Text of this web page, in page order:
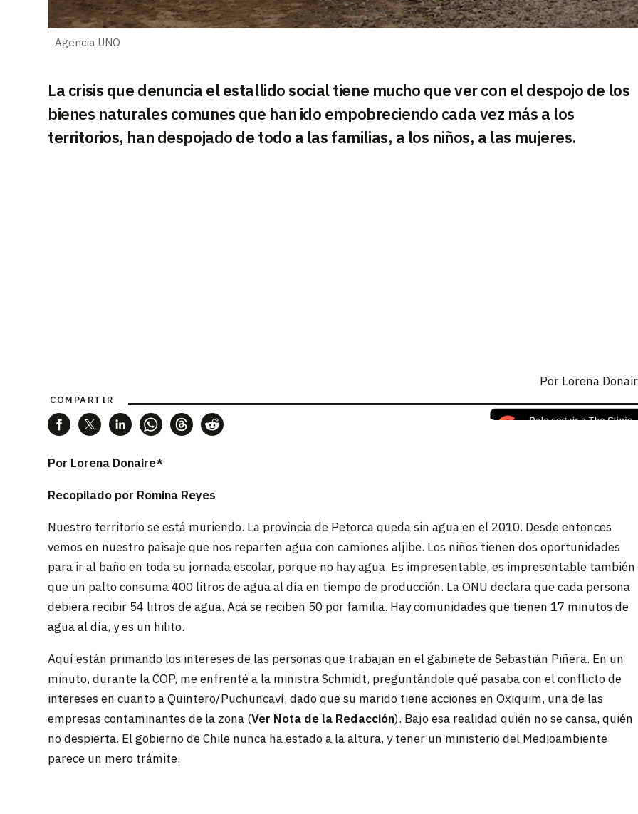
Agencia UNO
La crisis que denuncia el estallido social tiene mucho que ver con el despojo de los
bienes naturales comunes que han ido empobreciendo cada vez más a los
territorios, han despojado de todo a las familias, a los niños, a las mujeres.
Por Lorena
COMPARTIR
Por Lorena Donaire*
Recopilado por Romina Reyes
Nuestro territorio se está muriendo. La provincia de Petorca queda sin agua en el 2010. Desde entonces
vemos en nuestro paisaje que nos reparten agua con camiones aljibe. Los niños tienen dos oportunidades
para ir al baño en toda su jornada escolar, porque no hay agua. Es impresentable, es impresentable también
que un palto consuma 400 litros de agua al día en tiempo de producción. La ONU declara que cada persona
debiera recibir 54 litros de agua. Acá se reciben 50 por familia. Hay comunidades que tienen 17 minutos de
agua al día, y es un hilito.
Aquí están primando los intereses de las personas que trabajan en el gabinete de Sebastián Piñera. En un
minuto, durante la COP, me enfrenté a la ministra Schmidt, preguntándole qué pasaba con el conflicto de
intereses en cuanto a Quintero/Puchuncaví, dado que su marido tiene acciones en Oxiquim, una de las
empresas contaminantes de la zona (Ver Nota de la Redacción). Bajo esa realidad quién no se cansa, quién
no despierta. El gobierno de Chile nunca ha estado a la altura, y tener un ministerio del Medioambiente
parece un mero trámite.